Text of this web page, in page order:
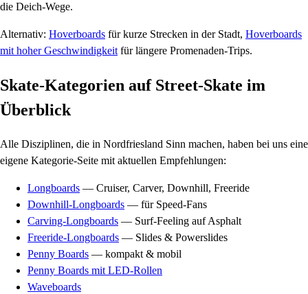
die Deich-Wege.
Alternativ: Hoverboards für kurze Strecken in der Stadt, Hoverboards
mit hoher Geschwindigkeit für längere Promenaden-Trips.
Skate-Kategorien auf Street-Skate im
Überblick
Alle Disziplinen, die in Nordfriesland Sinn machen, haben bei uns eine
eigene Kategorie-Seite mit aktuellen Empfehlungen:
Longboards — Cruiser, Carver, Downhill, Freeride
Downhill-Longboards — für Speed-Fans
Carving-Longboards — Surf-Feeling auf Asphalt
Freeride-Longboards — Slides & Powerslides
Penny Boards — kompakt & mobil
Penny Boards mit LED-Rollen
Waveboards